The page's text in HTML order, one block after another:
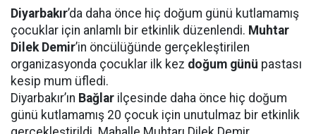
Diyarbakır’da daha önce hiç doğum günü kutlamamış
çocuklar için anlamlı bir etkinlik düzenlendi. Muhtar
Dilek Demir’in öncülüğünde gerçekleştirilen
organizasyonda çocuklar ilk kez doğum günü pastası
kesip mum üfledi.
Diyarbakır’ın Bağlar ilçesinde daha önce hiç doğum
günü kutlamamış 20 çocuk için unutulmaz bir etkinlik